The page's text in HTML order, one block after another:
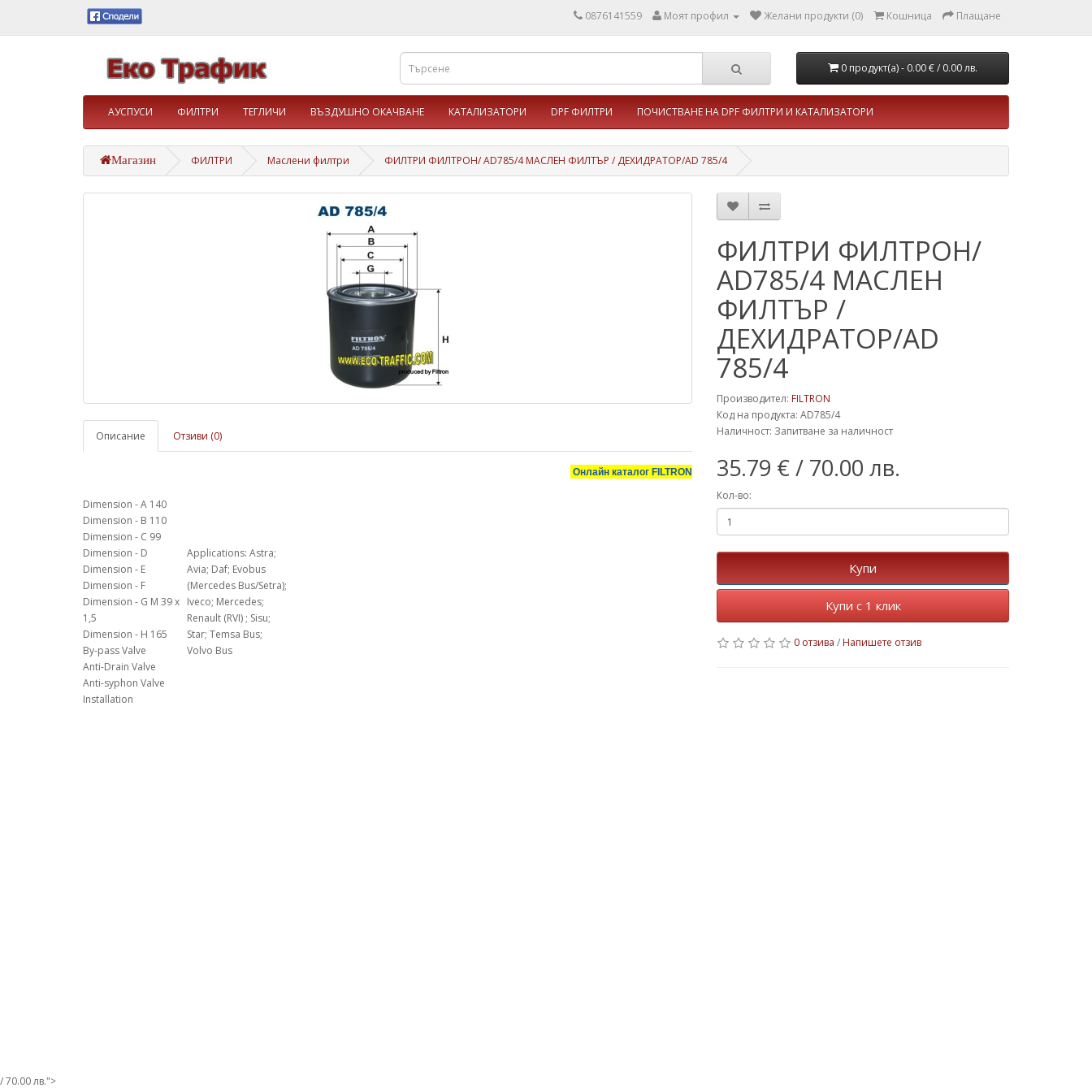
0876141559 Моят профил Желани продукти (0) Кошница Плащане
0 продукт(а) - 0.00 €/ 0.00 лв.
АУСПУСИ ФИЛТРИ ТЕГЛИЧИ ВЪЗДУШНО ОКАЧВАНЕ КАТАЛИЗАТОРИ DPF ФИЛТРИ ПОЧИСТВАНЕ НА DPF ФИЛТРИ И КАТАЛИЗАТОРИ
Магазин ФИЛТРИ Маслени филтри ФИЛТРИ ФИЛТРОН/ AD785/4 МАСЛЕН ФИЛТЪР / ДЕХИДРАТОР/AD 785/4
Описание Отзиви (0)
Онлайн каталог FILTRON
Dimension - A 140
Dimension - B 110
Dimension - C 99
Dimension - D
Dimension - E
Dimension - F
Dimension - G M 39 x
1,5
Dimension - H 165
By-pass Valve
Anti-Drain Valve
Anti-syphon Valve
Installation
Applications: Astra;
Avia; Daf; Evobus
(Mercedes Bus/Setra);
Iveco; Mercedes;
Renault (RVI) ; Sisu;
Star; Temsa Bus;
Volvo Bus
ФИЛТРИ ФИЛТРОН/
AD785/4 МАСЛЕН
ФИЛТЪР /
ДЕХИДРАТОР/AD
785/4
Производител: FILTRON
Код на продукта: AD785/4
Наличност: Запитване за наличност
35.79 €/ 70.00 лв.
Кол-во:
Купи
Купи с 1 клик
0 отзива / Напишете отзив
/ 70.00 лв.">